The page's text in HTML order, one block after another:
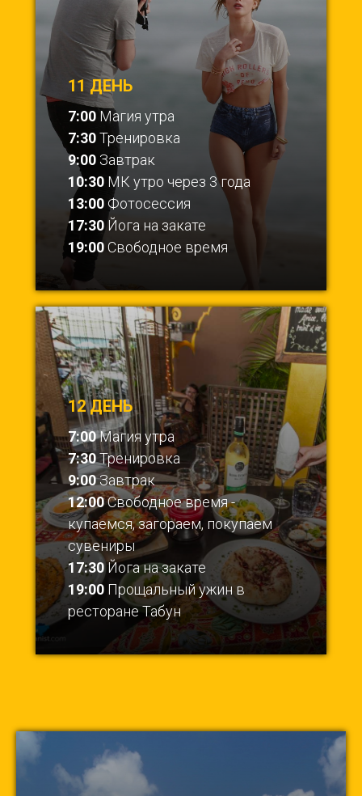
11 ДЕНЬ
7:00 Магия утра
7:30Тренировка
9:00 Завтрак
10:30 МК утро через 3 года
13:00Фотосессия
17:30Йога на закате
19:00Свободное время
12 ДЕНЬ
7:00Магия утра
7:30Тренировка
9:00Завтрак
12:00Свободное время -
купаемся, загораем, покупаем
сувениры
17:30Йога на закате
19:00 Прощальный ужин в
ресторане Табун